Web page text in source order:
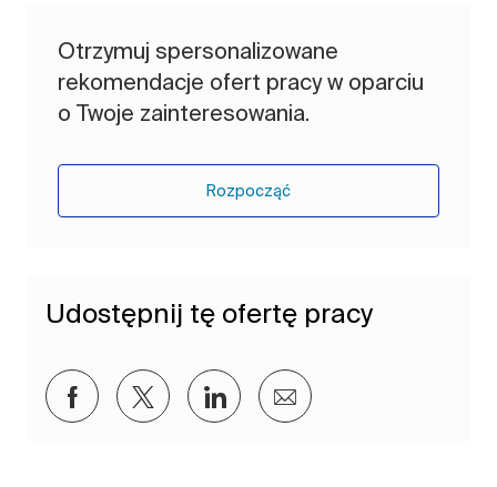
Otrzymuj spersonalizowane
rekomendacje ofert pracy w oparciu
o Twoje zainteresowania.
Rozpocząć
Udostępnij tę ofertę pracy
Udostępnij przez Facebook
Udostępnij przez twitter
Udostępnij przez LinkedIn
Udostępnij przez